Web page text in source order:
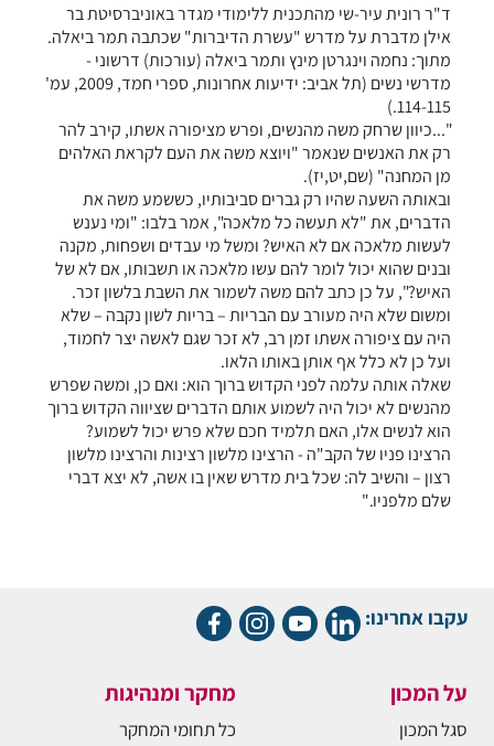
ד"ר רונית עיר-שי מהתכנית ללימודי מגדר באוניברסיטת בר
אילן מדברת על מדרש "עשרת הדיברות" שכתבה תמר ביאלה.
מתוך: נחמה וינגרטן מינץ ותמר ביאלה (עורכות) דרשוני -
מדרשי נשים (תל אביב: ידיעות אחרונות, ספרי חמד, 2009, עמ'
114-115.)
"...כיוון שרחק משה מהנשים, ופרש מציפורה אשתו, קירב להר
רק את האנשים שנאמר "ויוצא משה את העם לקראת האלהים
מן המחנה" (שם,יט,יז).
ובאותה השעה שהיו רק גברים סביבותיו, כששמע משה את
הדברים, את "לא תעשה כל מלאכה", אמר בלבו: "ומי נענש
לעשות מלאכה אם לא האיש? ומשל מי עבדים ושפחות, מקנה
ובנים שהוא יכול לומר להם עשו מלאכה או תשבותו, אם לא של
האיש?", על כן כתב להם משה לשמור את השבת בלשון זכר.
ומשום שלא היה מעורב עם הבריות – בריות לשון נקבה – שלא
היה עם ציפורה אשתו זמן רב, לא זכר שגם לאשה יצר לחמוד,
ועל כן לא כלל אף אותן באותו הלאו.
שאלה אותה עלמה לפני הקדוש ברוך הוא: ואם כן, ומשה שפרש
מהנשים לא יכול היה לשמוע אותם הדברים שציווה הקדוש ברוך
הוא לנשים אלו, האם תלמיד חכם שלא פרש יכול לשמוע?
הרצינו פניו של הקב"ה - הרצינו מלשון רצינות והרצינו מלשון
רצון – והשיב לה: שכל בית מדרש שאין בו אשה, לא יצא דברי
שלם מלפניו."
עקבו אחרינו:
על המכון
סגל המכון
מחקר ומנהיגות
כל תחומי המחקר